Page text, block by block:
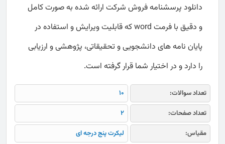
دانلود پرسشنامه فروش شرکت ارائه شده به صورت کامل
و دقیق با فرمت word که قابلیت ویرایش و استفاده در
پایان نامه های دانشجویی و تحقیقاتی، پژوهشی و ارزیابی
را دارد و در اختیار شما قرار گرفته است.
تعداد سوالات:
10
تعداد صفحات:
2
مقیاس:
لیکرت پنج درجه ای